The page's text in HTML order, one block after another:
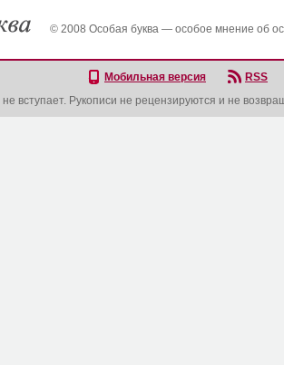
© 2008 Особая буква — особое мнение об
Мобильная версия
RSS
не вступает. Рукописи не рецензируются и не